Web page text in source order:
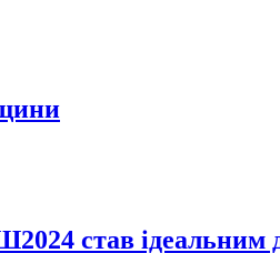
став ідеальним